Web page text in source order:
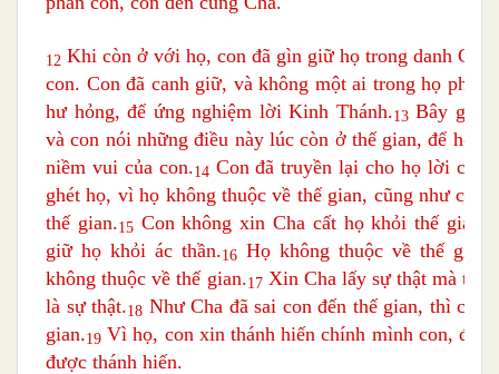
12 Khi còn ở với họ, con đã gìn giữ họ trong danh Cha
con. Con đã canh giữ, và không một ai trong họ phải
hư hỏng, để ứng nghiệm lời Kinh Thánh.13Bây giờ,
và con nói những điều này lúc còn ở thế gian, để họ
niềm vui của con.14 Con đã truyền lại cho họ lời của
ghét họ, vì họ không thuộc về thế gian, cũng như con
thế gian.15Con không xin Cha cất họ khỏi thế gian,
giữ họ khỏi ác thần.16 Họ không thuộc về thế gian
không thuộc về thế gian.17Xin Cha lấy sự thật mà
là sự thật.18 Như Cha đã sai con đến thế gian, thì con
gian.19 Vì họ, con xin thánh hiến chính mình con, để
được thánh hiến.